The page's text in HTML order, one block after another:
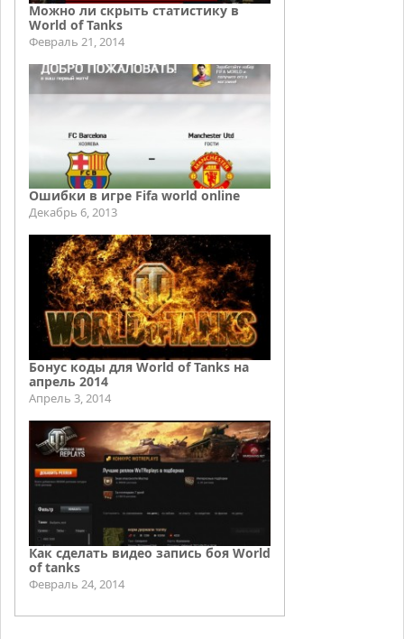
Можно ли скрыть статистику в
World of Tanks
Февраль 21, 2014
Ошибки в игре Fifa world online
Декабрь 6, 2013
Бонус коды для World of Tanks на
апрель 2014
Апрель 3, 2014
Как сделать видео запись боя World
of tanks
Февраль 24, 2014